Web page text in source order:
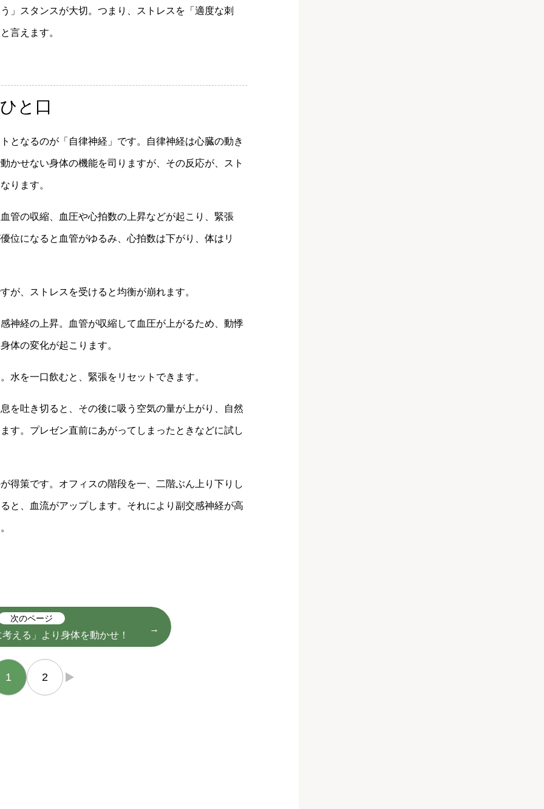
」スタンスが大切。つまり、ストレスを「適度な刺
言えます。
と口
となるのが「自律神経」です。自律神経は心臓の動き
かせない身体の機能を司りますが、その反応が、スト
ります。
管の収縮、血圧や心拍数の上昇などが起こり、緊張
位になると血管がゆるみ、心拍数は下がり、体はリ
が、ストレスを受けると均衡が崩れます。
神経の上昇。血管が収縮して血圧が上がるため、動悸
体の変化が起こります。
水を一口飲むと、緊張をリセットできます。
を吐き切ると、その後に吸う空気の量が上がり、自然
す。プレゼン直前にあがってしまったときなどに試し
得策です。オフィスの階段を一、二階ぶん上り下りし
と、血流がアップします。それにより副交感神経が高
次のページ
える」より身体を動かせ！
1 2 →